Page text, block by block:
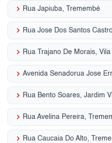
keyboard_arrow_right Rua Japiuba, Tremembé
keyboard_arrow_right Rua Jose Dos Santos
keyboard_arrow_right Rua Trajano De Morais, Vila
keyboard_arrow_right
keyboard_arrow_right Rua Bento Soares, Jardim
keyboard_arrow_right Rua Avelina Pereira,
keyboard_arrow_right Rua Caucaia Do Alto,